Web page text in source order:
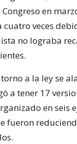
en
veces
no lograba
torno a la ley se
a tener 17
en seis
fueron